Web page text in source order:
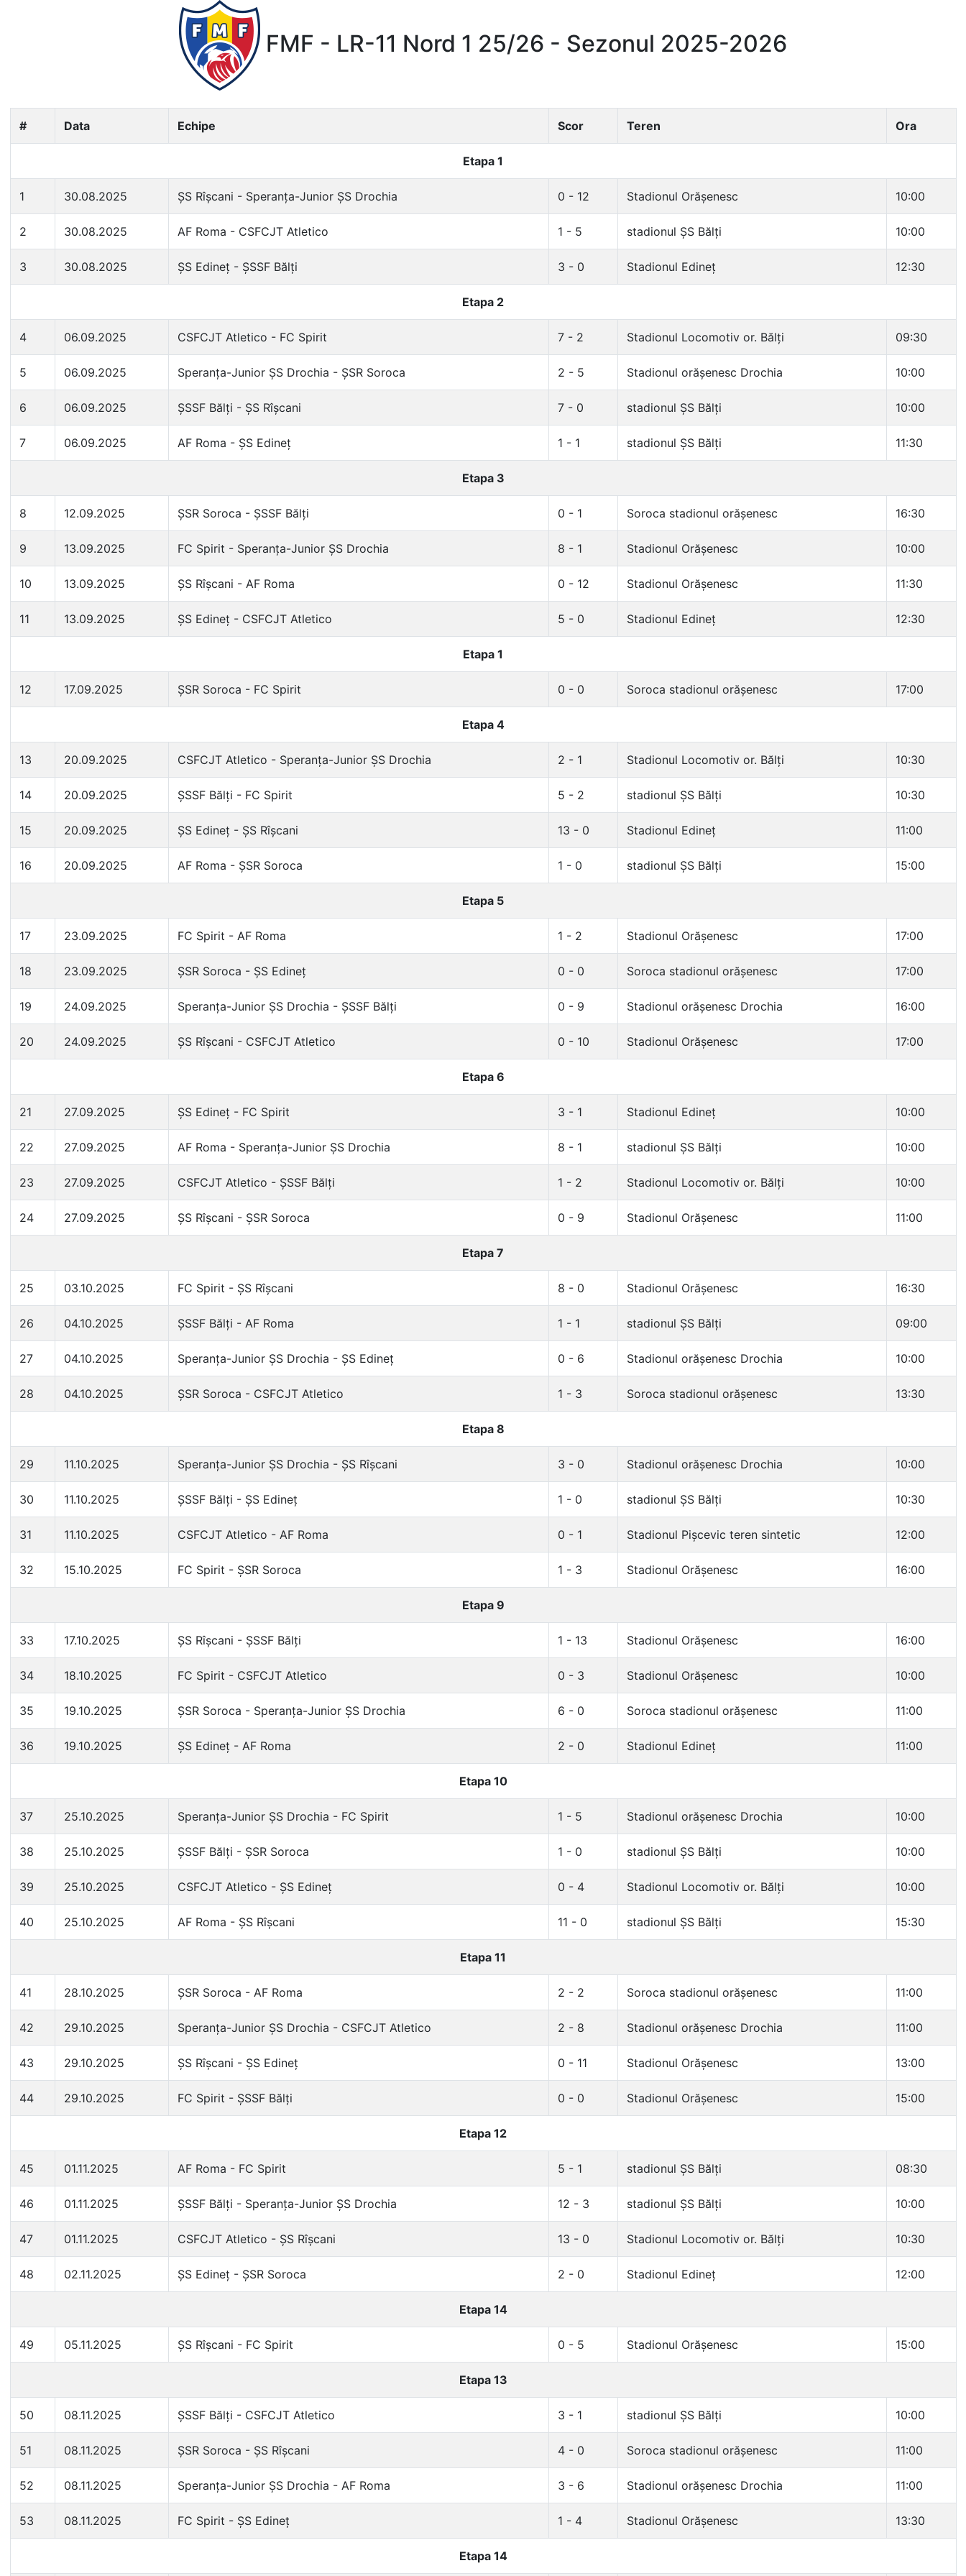
FMF - LR-11 Nord 1 25/26 - Sezonul 2025-2026
# Data Echipe Scor Teren Ora
Etapa 1
1 30.08.2025 ȘS Rîșcani - Speranța-Junior ȘS Drochia 0 - 12 Stadionul Orășenesc 10:00
2 30.08.2025 AF Roma - CSFCJT Atletico 1 - 5 stadionul ȘS Bălți 10:00
3 30.08.2025 ȘS Edineț - ȘSSF Bălți 3 - 0 Stadionul Edineț 12:30
Etapa 2
4 06.09.2025 CSFCJT Atletico - FC Spirit 7 - 2 Stadionul Locomotiv or. Bălți 09:30
5 06.09.2025 Speranța-Junior ȘS Drochia - ȘSR Soroca 2 - 5 Stadionul orășenesc Drochia 10:00
6 06.09.2025 ȘSSF Bălți - ȘS Rîșcani 7 - 0 stadionul ȘS Bălți 10:00
7 06.09.2025 AF Roma - ȘS Edineț 1 - 1 stadionul ȘS Bălți 11:30
Etapa 3
8 12.09.2025 ȘSR Soroca - ȘSSF Bălți 0 - 1 Soroca stadionul orășenesc 16:30
9 13.09.2025 FC Spirit - Speranța-Junior ȘS Drochia 8 - 1 Stadionul Orășenesc 10:00
10 13.09.2025 ȘS Rîșcani - AF Roma 0 - 12 Stadionul Orășenesc 11:30
11 13.09.2025 ȘS Edineț - CSFCJT Atletico 5 - 0 Stadionul Edineț 12:30
Etapa 1
12 17.09.2025 ȘSR Soroca - FC Spirit 0 - 0 Soroca stadionul orășenesc 17:00
Etapa 4
13 20.09.2025 CSFCJT Atletico - Speranța-Junior ȘS Drochia 2 - 1 Stadionul Locomotiv or. Bălți 10:30
14 20.09.2025 ȘSSF Bălți - FC Spirit 5 - 2 stadionul ȘS Bălți 10:30
15 20.09.2025 ȘS Edineț - ȘS Rîșcani 13 - 0 Stadionul Edineț 11:00
16 20.09.2025 AF Roma - ȘSR Soroca 1 - 0 stadionul ȘS Bălți 15:00
Etapa 5
17 23.09.2025 FC Spirit - AF Roma 1 - 2 Stadionul Orășenesc 17:00
18 23.09.2025 ȘSR Soroca - ȘS Edineț 0 - 0 Soroca stadionul orășenesc 17:00
19 24.09.2025 Speranța-Junior ȘS Drochia - ȘSSF Bălți 0 - 9 Stadionul orășenesc Drochia 16:00
20 24.09.2025 ȘS Rîșcani - CSFCJT Atletico 0 - 10 Stadionul Orășenesc 17:00
Etapa 6
21 27.09.2025 ȘS Edineț - FC Spirit 3 - 1 Stadionul Edineț 10:00
22 27.09.2025 AF Roma - Speranța-Junior ȘS Drochia 8 - 1 stadionul ȘS Bălți 10:00
23 27.09.2025 CSFCJT Atletico - ȘSSF Bălți 1 - 2 Stadionul Locomotiv or. Bălți 10:00
24 27.09.2025 ȘS Rîșcani - ȘSR Soroca 0 - 9 Stadionul Orășenesc 11:00
Etapa 7
25 03.10.2025 FC Spirit - ȘS Rîșcani 8 - 0 Stadionul Orășenesc 16:30
26 04.10.2025 ȘSSF Bălți - AF Roma 1 - 1 stadionul ȘS Bălți 09:00
27 04.10.2025 Speranța-Junior ȘS Drochia - ȘS Edineț 0 - 6 Stadionul orășenesc Drochia 10:00
28 04.10.2025 ȘSR Soroca - CSFCJT Atletico 1 - 3 Soroca stadionul orășenesc 13:30
Etapa 8
29 11.10.2025 Speranța-Junior ȘS Drochia - ȘS Rîșcani 3 - 0 Stadionul orășenesc Drochia 10:00
30 11.10.2025 ȘSSF Bălți - ȘS Edineț 1 - 0 stadionul ȘS Bălți 10:30
31 11.10.2025 CSFCJT Atletico - AF Roma 0 - 1 Stadionul Pișcevic teren sintetic 12:00
32 15.10.2025 FC Spirit - ȘSR Soroca 1 - 3 Stadionul Orășenesc 16:00
Etapa 9
33 17.10.2025 ȘS Rîșcani - ȘSSF Bălți 1 - 13 Stadionul Orășenesc 16:00
34 18.10.2025 FC Spirit - CSFCJT Atletico 0 - 3 Stadionul Orășenesc 10:00
35 19.10.2025 ȘSR Soroca - Speranța-Junior ȘS Drochia 6 - 0 Soroca stadionul orășenesc 11:00
36 19.10.2025 ȘS Edineț - AF Roma 2 - 0 Stadionul Edineț 11:00
Etapa 10
37 25.10.2025 Speranța-Junior ȘS Drochia - FC Spirit 1 - 5 Stadionul orășenesc Drochia 10:00
38 25.10.2025 ȘSSF Bălți - ȘSR Soroca 1 - 0 stadionul ȘS Bălți 10:00
39 25.10.2025 CSFCJT Atletico - ȘS Edineț 0 - 4 Stadionul Locomotiv or. Bălți 10:00
40 25.10.2025 AF Roma - ȘS Rîșcani 11 - 0 stadionul ȘS Bălți 15:30
Etapa 11
41 28.10.2025 ȘSR Soroca - AF Roma 2 - 2 Soroca stadionul orășenesc 11:00
42 29.10.2025 Speranța-Junior ȘS Drochia - CSFCJT Atletico 2 - 8 Stadionul orășenesc Drochia 11:00
43 29.10.2025 ȘS Rîșcani - ȘS Edineț 0 - 11 Stadionul Orășenesc 13:00
44 29.10.2025 FC Spirit - ȘSSF Bălți 0 - 0 Stadionul Orășenesc 15:00
Etapa 12
45 01.11.2025 AF Roma - FC Spirit 5 - 1 stadionul ȘS Bălți 08:30
46 01.11.2025 ȘSSF Bălți - Speranța-Junior ȘS Drochia 12 - 3 stadionul ȘS Bălți 10:00
47 01.11.2025 CSFCJT Atletico - ȘS Rîșcani 13 - 0 Stadionul Locomotiv or. Bălți 10:30
48 02.11.2025 ȘS Edineț - ȘSR Soroca 2 - 0 Stadionul Edineț 12:00
Etapa 14
49 05.11.2025 ȘS Rîșcani - FC Spirit 0 - 5 Stadionul Orășenesc 15:00
Etapa 13
50 08.11.2025 ȘSSF Bălți - CSFCJT Atletico 3 - 1 stadionul ȘS Bălți 10:00
51 08.11.2025 ȘSR Soroca - ȘS Rîșcani 4 - 0 Soroca stadionul orășenesc 11:00
52 08.11.2025 Speranța-Junior ȘS Drochia - AF Roma 3 - 6 Stadionul orășenesc Drochia 11:00
53 08.11.2025 FC Spirit - ȘS Edineț 1 - 4 Stadionul Orășenesc 13:30
Etapa 14